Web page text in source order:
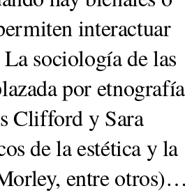
interactuar
sociología de las
por
Clifford y Sara
de la estética y la
entre otros)…